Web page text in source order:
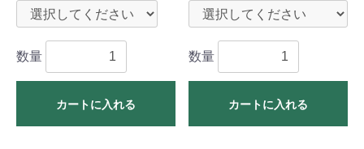
数量
カートに入れる
数量
カートに入れる